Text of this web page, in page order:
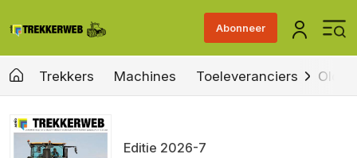
Abonneer
Trekkers Machines Toeleveranciers Old &
Editie 2026-7